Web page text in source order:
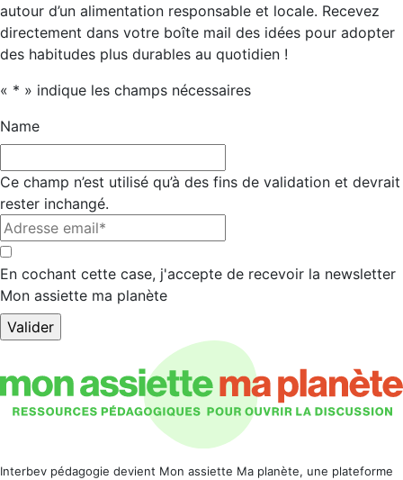
autour d’un alimentation responsable et locale. Recevez
directement dans votre boîte mail des idées pour adopter
des habitudes plus durables au quotidien !
« * » indique les champs nécessaires
Name
Ce champ n’est utilisé qu’à des fins de validation et devrait
rester inchangé.
Adresse
email**
*
En cochant cette case, j'accepte de recevoir la newsletter
Mon assiette ma planète
Interbev pédagogie devient Mon assiette Ma planète, une plateforme